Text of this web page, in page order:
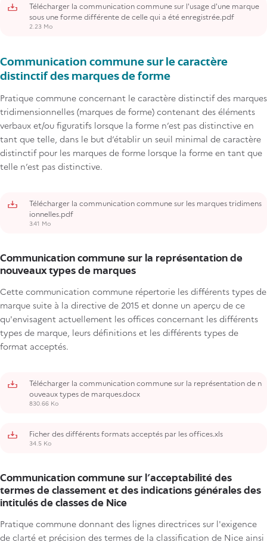
Télécharger la communication commune sur l'usage d'une marque
sous une forme différente de celle qui a été enregistrée.pdf
2.23 Mo
Communication commune sur le caractère
distinctif des marques de forme
Pratique commune concernant le caractère distinctif des marques
tridimensionnelles (marques de forme) contenant des éléments
verbaux et/ou figuratifs lorsque la forme n’est pas distinctive en
tant que telle, dans le but d’établir un seuil minimal de caractère
distinctif pour les marques de forme lorsque la forme en tant que
telle n’est pas distinctive.
Télécharger la communication commune sur les marques tridimens
ionnelles.pdf
3.41 Mo
Communication commune sur la représentation de
nouveaux types de marques
Cette communication commune répertorie les différents types de
marque suite à la directive de 2015 et donne un aperçu de ce
qu'envisagent actuellement les offices concernant les différents
types de marque, leurs définitions et les différents types de
format acceptés.
Télécharger la communication commune sur la représentation de n
ouveaux types de marques.docx
830.66 Ko
Ficher des différents formats acceptés par les offices.xls
34.5 Ko
Communication commune sur l'acceptabilité des
termes de classement et des indications générales des
intitulés de classes de Nice
Pratique commune donnant des lignes directrices sur l'exigence
de clarté et précision des termes de la classification de Nice ainsi